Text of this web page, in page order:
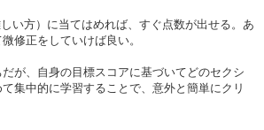
方）に当てはめれば、すぐ点数が出せる。あ
修正をしていけば良い。
、自身の目標スコアに基づいてどのセクシ
集中的に学習することで、意外と簡単にクリ